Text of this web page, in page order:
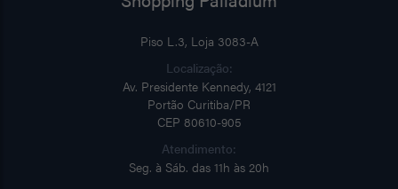
Piso L.3, Loja 3083-A
Localização:
Av. Presidente Kennedy, 4121
Portão Curitiba/PR
CEP 80610-905
Atendimento:
Seg. à Sáb. das 11h às 20h